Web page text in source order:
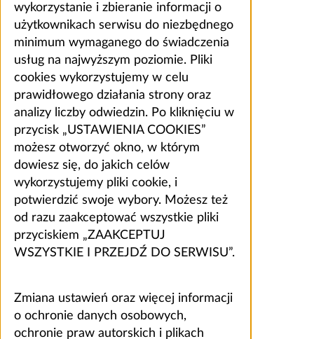
wykorzystanie i zbieranie informacji o
użytkownikach serwisu do niezbędnego
minimum wymaganego do świadczenia
usług na najwyższym poziomie. Pliki
cookies wykorzystujemy w celu
prawidłowego działania strony oraz
analizy liczby odwiedzin. Po kliknięciu w
przycisk „USTAWIENIA COOKIES”
możesz otworzyć okno, w którym
dowiesz się, do jakich celów
wykorzystujemy pliki cookie, i
potwierdzić swoje wybory. Możesz też
od razu zaakceptować wszystkie pliki
przyciskiem „ZAAKCEPTUJ
WSZYSTKIE I PRZEJDŹ DO SERWISU”.
Zmiana ustawień oraz więcej informacji
o ochronie danych osobowych,
ochronie praw autorskich i plikach